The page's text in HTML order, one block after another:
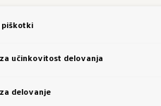
piškotki
učinkovitost delovanja
delovanje